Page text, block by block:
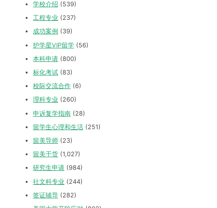
学校介绍 (539)
工程专业 (237)
成功案例 (39)
护学星VIP留学 (56)
本科申请 (800)
标化考试 (83)
校际交流合作 (6)
理科专业 (260)
申诉复学指南 (28)
留学生心理和生活 (251)
留美导师 (23)
留美干货 (1,027)
研究生申请 (984)
社文科专业 (244)
签证辅导 (282)